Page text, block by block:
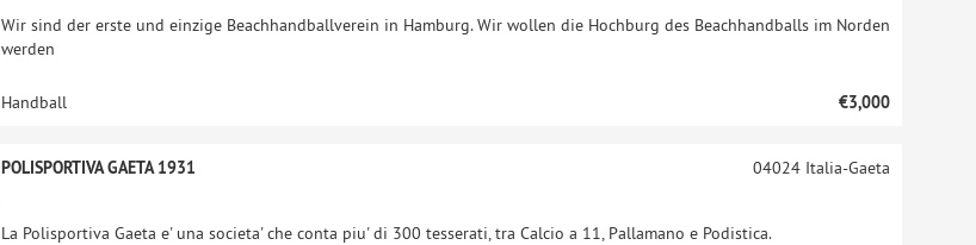
Wir sind der erste und einzige Beachhandballverein in Hamburg. Wir wollen die Hochburg des Beachhandballs im Norden
werden
Handball €3,000
POLISPORTIVA GAETA 1931
La Polisportiva Gaeta e' una societa' che conta piu' di 300 tesserati, tra Calcio a 11, Pallamano e Podistica.
04024Italia-Gaeta